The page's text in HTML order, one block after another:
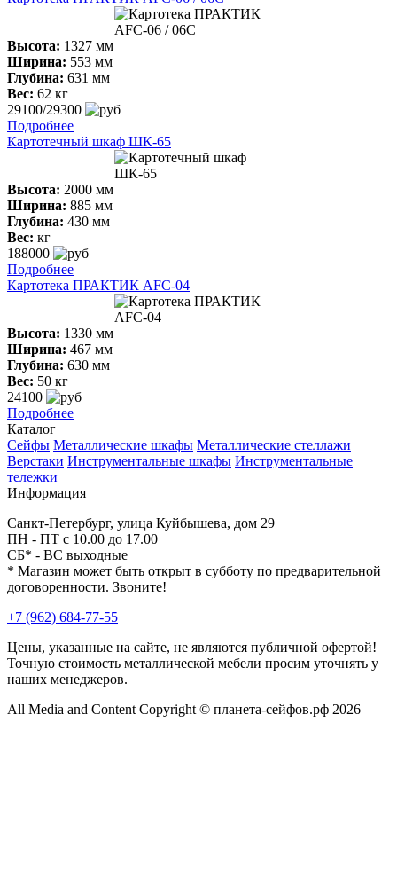
Высота: 1327 мм
Ширина: 553 мм
Глубина: 631 мм
Вес: 62 кг
29100/29300
Подробнее
Картотечный шкаф ШК-65
Высота: 2000 мм
Ширина: 885 мм
Глубина: 430 мм
Вес: кг
188000
Подробнее
Картотека ПРАКТИК AFC-04
Высота: 1330 мм
Ширина: 467 мм
Глубина: 630 мм
Вес: 50 кг
24100
Подробнее
Каталог
Сейфы Металлические шкафы Металлические стеллажи
Верстаки Инструментальные шкафы Инструментальные
тележки
Информация
Санкт-Петербург, улица Куйбышева, дом 29
ПН - ПТ с 10.00 до 17.00
СБ* - ВС выходные
* Магазин может быть открыт в субботу по предварительной
договоренности. Звоните!
+7 (962) 684-77-55
Цены, указанные на сайте, не являются публичной офертой!
Точную стоимость металлической мебели просим уточнять у
наших менеджеров.
All Media and Content Copyright © планета-сейфов.рф 2026